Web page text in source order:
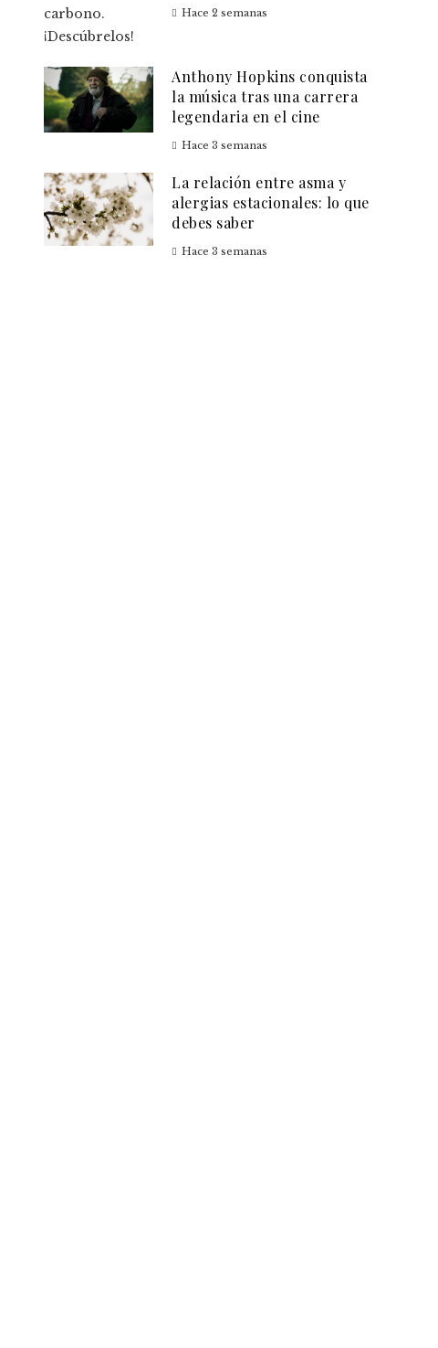
Hace 2 semanas
Anthony Hopkins conquista
la música tras una carrera
legendaria en el cine
Hace 3 semanas
La relación entre asma y
alergias estacionales: lo que
debes saber
Hace 3 semanas